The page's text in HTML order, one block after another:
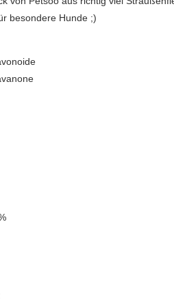
besondere Hunde ;)